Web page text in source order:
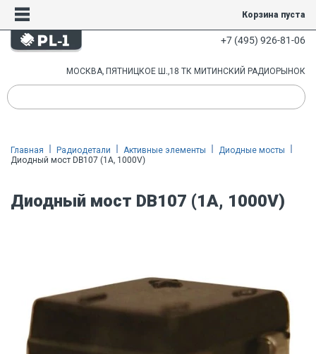
Корзина пуста
+7 (495) 926-81-06
МОСКВА, ПЯТНИЦКОЕ Ш.,18 ТК МИТИНСКИЙ РАДИОРЫНОК
Главная Радиодетали Активные элементы
Диодные мосты
Диодный мост DB107 (1A, 1000V)
Диодный мост DB107 (1A, 1000V)